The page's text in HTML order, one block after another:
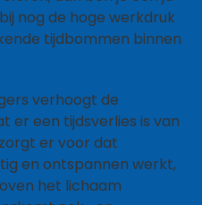
nog de hoge werkdruk
tijdbommen binnen
verhoogt de
er een tijdsverlies is van
er voor dat
en ontspannen werkt,
het lichaam